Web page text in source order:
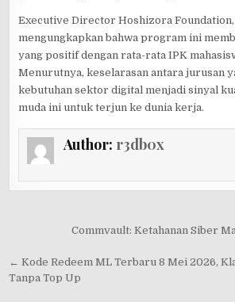
Executive Director Hoshizora Foundation,
mengungkapkan bahwa program ini
yang positif dengan rata-rata IPK
Menurutnya, keselarasan antara jurusan
kebutuhan sektor digital menjadi sinyal
muda ini untuk terjun ke dunia kerja.
Author: r3db0x
navigation
Commvault: Ketahanan Siber
← Kode Redeem ML Terbaru 8 Mei 2026,
Tanpa Top Up